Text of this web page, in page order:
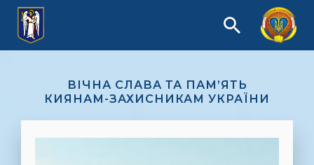
ВІЧНА СЛАВА ТА ПАМ’ЯТЬ
КИЯНАМ-ЗАХИСНИКАМ УКРАЇНИ